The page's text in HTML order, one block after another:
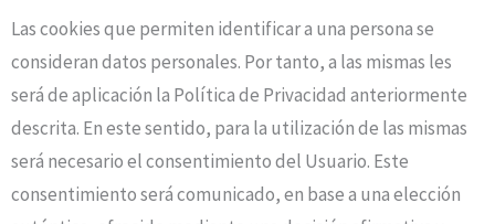
Las cookies que permiten identificar a una persona se
consideran datos personales. Por tanto, a las mismas les
será de aplicación la Política de Privacidad anteriormente
descrita. En este sentido, para la utilización de las mismas
será necesario el consentimiento del Usuario. Este
consentimiento será comunicado, en base a una elección